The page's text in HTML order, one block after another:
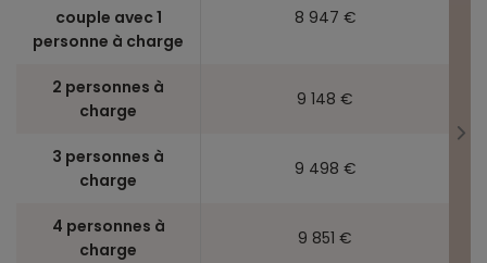
couple avec 1
personne à charge
8 947 €
2 personnes à
charge
9 148 €
3 personnes à
charge
9 498 €
4 personnes à
charge
9 851 €